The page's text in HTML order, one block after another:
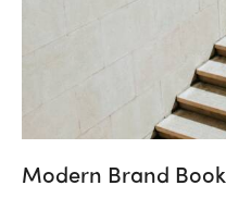
Modern Brand Book